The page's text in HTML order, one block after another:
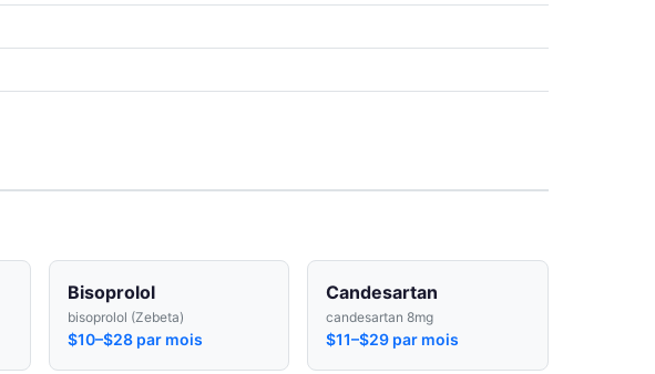
Bisoprolol
bisoprolol (Zebeta)
$10–$28 par mois
Candesartan
candesartan 8mg
$11–$29 par mois